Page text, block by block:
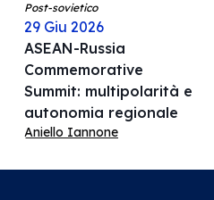
Post-sovietico
29 Giu 2026
ASEAN-Russia
Commemorative
Summit: multipolarità e
autonomia regionale
Aniello Iannone